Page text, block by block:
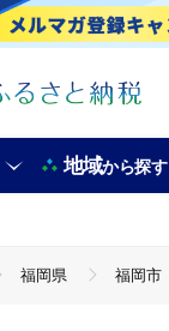
地域から探す
福岡県 福岡市